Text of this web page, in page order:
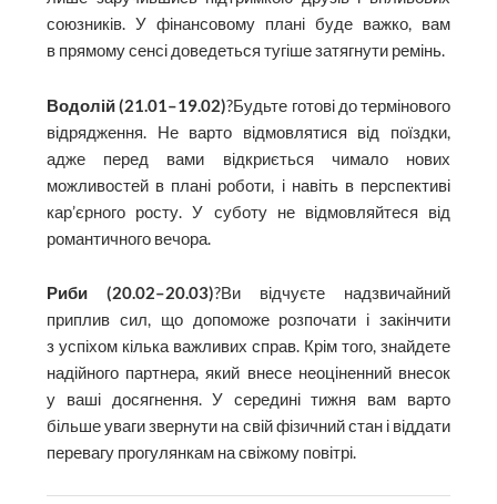
союзників. У фінансовому плані буде важко, вам
в прямому сенсі доведеться тугіше затягнути ремінь.
Водолій (21.01–19.02)?Будьте готові до термінового
відрядження. Не варто відмовлятися від поїздки,
адже перед вами відкриється чимало нових
можливостей в плані роботи, і навіть в перспективі
кар’єрного росту. У суботу не відмовляйтеся від
романтичного вечора.
Риби (20.02–20.03)?Ви відчуєте надзвичайний
приплив сил, що допоможе розпочати і закінчити
з успіхом кілька важливих справ. Крім того, знайдете
надійного партнера, який внесе неоціненний внесок
у ваші досягнення. У середині тижня вам варто
більше уваги звернути на свій фізичний стан і віддати
перевагу прогулянкам на свіжому повітрі.